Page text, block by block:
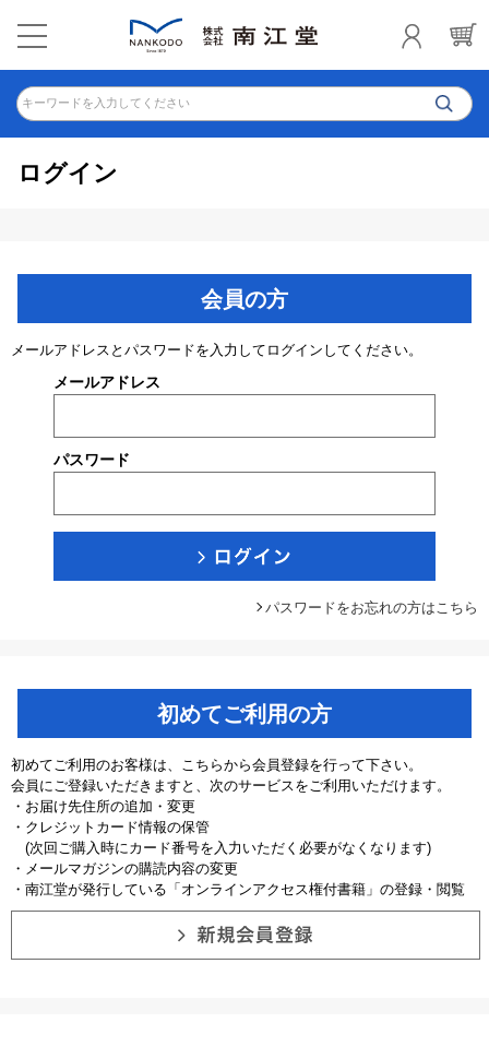
キーワードを入力してください
ログイン
会員の方
メールアドレスとパスワードを入力してログインしてください。
メールアドレス
パスワード
パスワードをお忘れの方はこちら
初めてご利用の方
初めてご利用のお客様は、こちらから会員登録を行って下さい。
会員にご登録いただきますと、次のサービスをご利用いただけます。
・お届け先住所の追加・変更
・クレジットカード情報の保管
(次回ご購入時にカード番号を入力いただく必要がなくなります)
・メールマガジンの購読内容の変更
・南江堂が発行している「オンラインアクセス権付書籍」の登録・閲覧